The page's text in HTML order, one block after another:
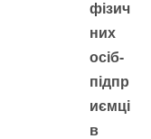
фізич
них
осіб-
підпр
иємці
в